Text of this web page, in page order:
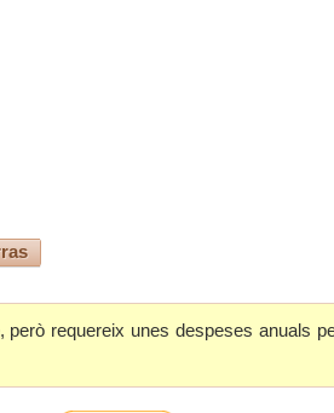
requereix unes despeses anuals